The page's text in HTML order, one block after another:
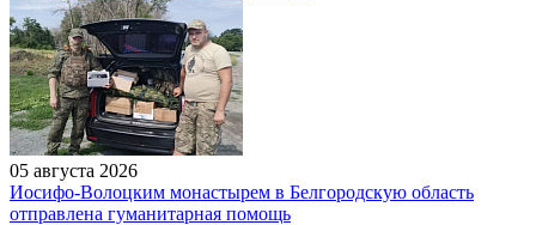
05 августа 2026
Иосифо-Волоцким монастырем в Белгородскую область
отправлена гуманитарная помощь